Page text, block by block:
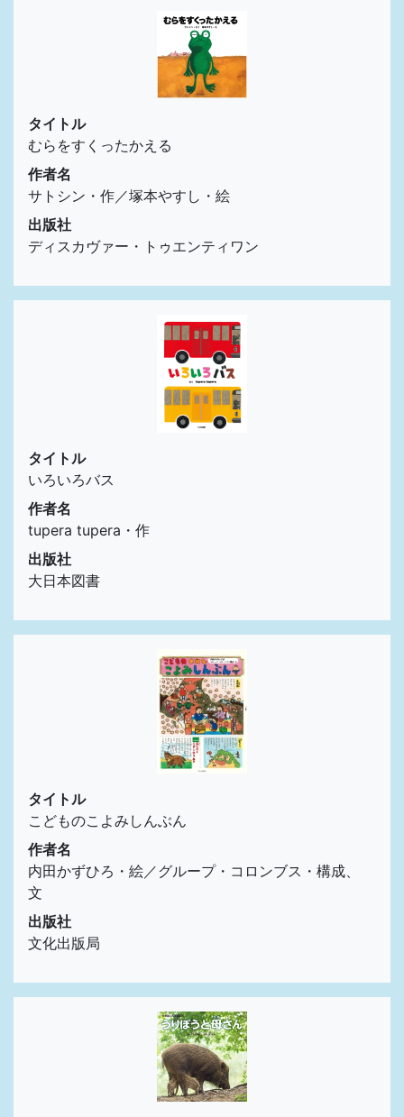
タイトル
むらをすくったかえる
作者名
サトシン・作／塚本やすし・絵
出版社
ディスカヴァー・トゥエンティワン
タイトル
いろいろバス
作者名
tupera tupera・作
出版社
大日本図書
タイトル
こどものこよみしんぶん
作者名
内田かずひろ・絵／グループ・コロンブス・構成、
文
出版社
文化出版局